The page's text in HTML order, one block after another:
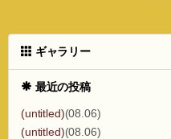
ギャラリー
最近の投稿
(untitled)(08.06)
(untitled)(08.06)